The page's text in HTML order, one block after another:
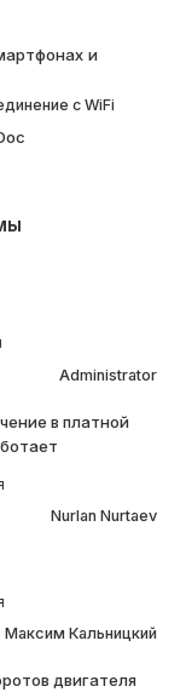
и
с WiFi
Administrator
в платной
Nurlan Nurtaev
Максим Кальницкий
двигателя